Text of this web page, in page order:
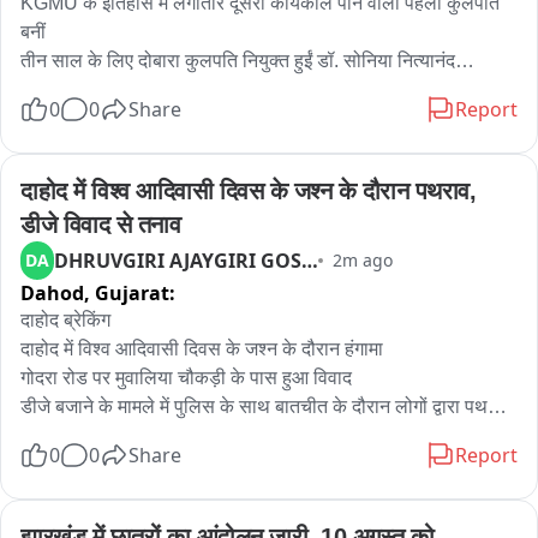
बनीं
तीन साल के लिए दोबारा कुलपति नियुक्त हुईं डॉ. सोनिया नित्यानंद
विश्वविद्यालय में उनके नेतृत्व और कार्यों को लगातार आगे बढ़ने की उम्मीद
0 0 Share Report
दाहोद में विश्व आदिवासी दिवस के जश्न के दौरान पथराव,
डीजे विवाद से तनाव
DA DHRUVGIRI AJAYGIRI GOSWAMI 2m ago
Dahod, Gujarat:
दाहोद ब्रेकिंग
दाहोद में विश्व आदिवासी दिवस के जश्न के दौरान हंगामा
गोदरा रोड पर मुवालिया चौकड़ी के पास हुआ विवाद
डीजे बजाने के मामले में पुलिस के साथ बातचीत के दौरान लोगों द्वारा पथराव
पथराव की घटना से कई वाहनों को हुआ भारी नुकसान
आदिवासी समाज द्वारा डीजे पर प्रतिबंध लगाया गया था
0 0 Share Report